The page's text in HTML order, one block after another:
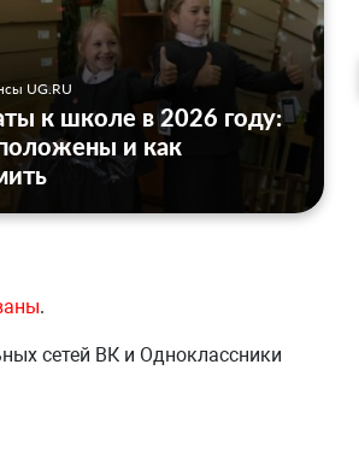
UG.RU
к школе в 2026 году:
и как
.
сетей ВК и Одноклассники